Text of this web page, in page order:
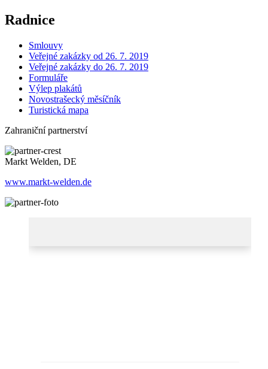
Radnice
Smlouvy
Veřejné zakázky od 26. 7. 2019
Veřejné zakázky do 26. 7. 2019
Formuláře
Výlep plakátů
Novostrašecký měsíčník
Turistická mapa
Zahraniční partnerství
Markt Welden, DE
www.markt-welden.de